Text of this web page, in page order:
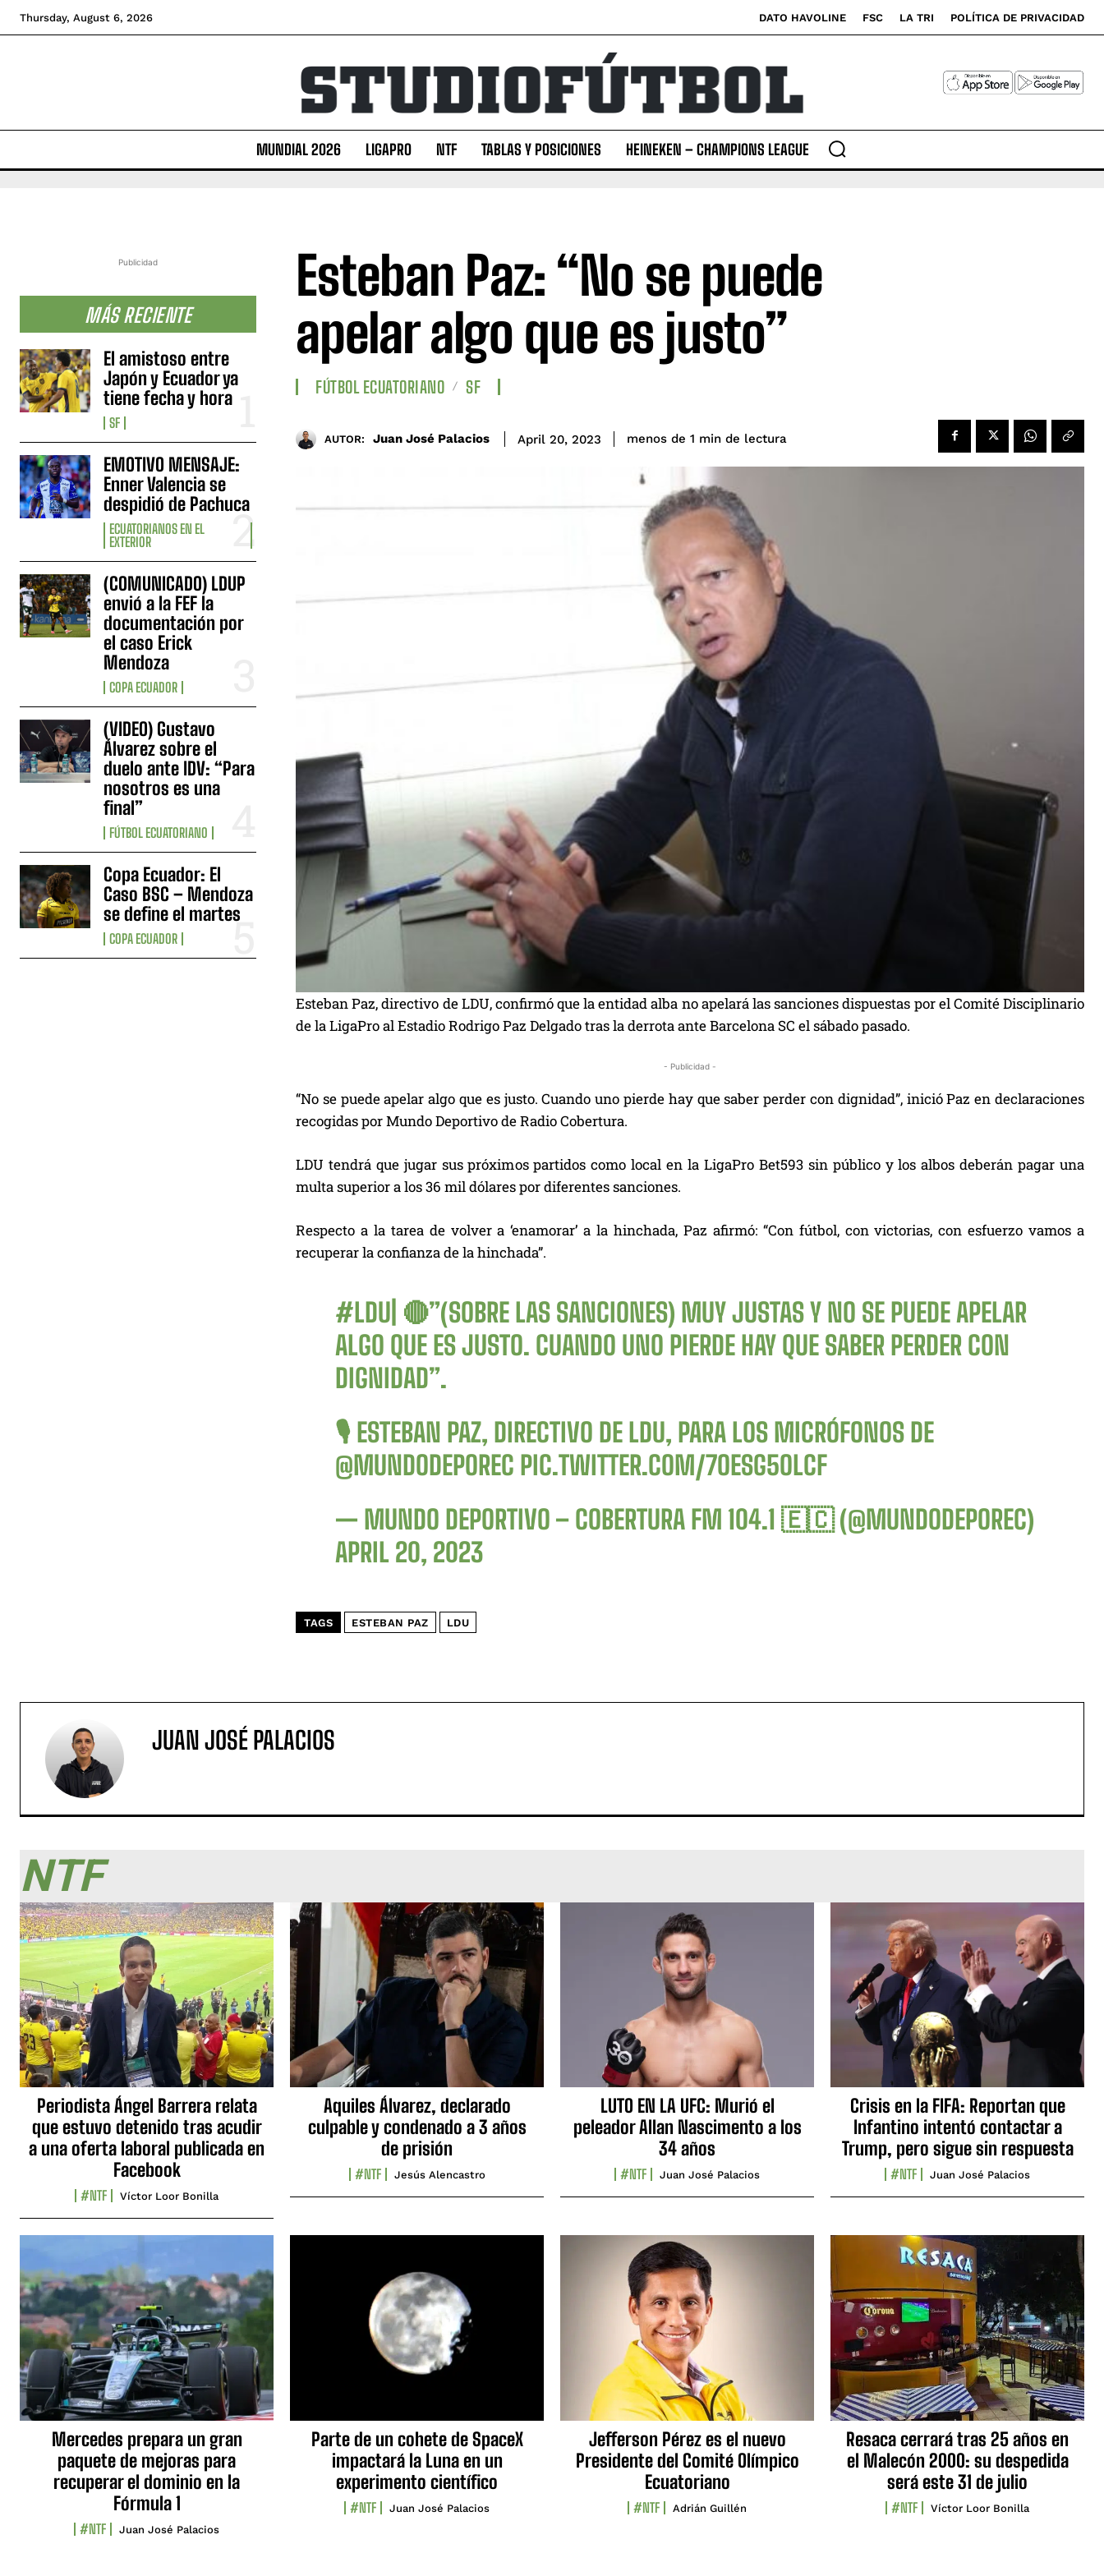
Thursday, August 6, 2026 DATO HAVOLINE FSC LA TRI POLÍTICA DE PRIVACIDAD
MUNDIAL 2026 LIGAPRO NTF TABLAS Y POSICIONES HEINEKEN – CHAMPIONS LEAGUE
Publicidad
MÁS RECIENTE
El amistoso entre
Japón y Ecuador ya
tiene fecha y hora
SF
EMOTIVO MENSAJE:
Enner Valencia se
despidió de Pachuca
ECUATORIANOS EN EL
EXTERIOR
(COMUNICADO) LDUP
envió a la FEF la
documentación por
el caso Erick
Mendoza
COPA ECUADOR
(VIDEO) Gustavo
Álvarez sobre el
duelo ante IDV: “Para
nosotros es una
final”
FÚTBOL ECUATORIANO
Copa Ecuador: El
Caso BSC – Mendoza
se define el martes
COPA ECUADOR
Esteban Paz: “No se puede
apelar algo que es justo”
FÚTBOL ECUATORIANO SF
AUTOR: Juan José Palacios April 20, 2023 menos de 1 min de lectura
Esteban Paz, directivo de LDU, confirmó que la entidad alba no apelará las sanciones dispuestas por el Comité Disciplinario
de la LigaPro al Estadio Rodrigo Paz Delgado tras la derrota ante Barcelona SC el sábado pasado.
- Publicidad -
“No se puede apelar algo que es justo. Cuando uno pierde hay que saber perder con dignidad”, inició Paz en declaraciones
recogidas por Mundo Deportivo de Radio Cobertura.
LDU tendrá que jugar sus próximos partidos como local en la LigaPro Bet593 sin público y los albos deberán pagar una
multa superior a los 36 mil dólares por diferentes sanciones.
Respecto a la tarea de volver a ‘enamorar’ a la hinchada, Paz afirmó: “Con fútbol, con victorias, con esfuerzo vamos a
recuperar la confianza de la hinchada”.
#LDU | 🔴”(SOBRE LAS SANCIONES) MUY JUSTAS Y NO SE PUEDE APELAR
ALGO QUE ES JUSTO. CUANDO UNO PIERDE HAY QUE SABER PERDER CON
DIGNIDAD”.
🎙️ ESTEBAN PAZ, DIRECTIVO DE LDU, PARA LOS MICRÓFONOS DE
@MUNDODEPOREC PIC.TWITTER.COM/7OESG5OLCF
— MUNDO DEPORTIVO – COBERTURA FM 104.1 🇪🇨 (@MUNDODEPOREC)
APRIL 20, 2023
TAGS ESTEBAN PAZ LDU
JUAN JOSÉ PALACIOS
NTF
Periodista Ángel Barrera relata
que estuvo detenido tras acudir
a una oferta laboral publicada en
Facebook
#NTF Víctor Loor Bonilla
Aquiles Álvarez, declarado
culpable y condenado a 3 años
de prisión
#NTF Jesús Alencastro
LUTO EN LA UFC: Murió el
peleador Allan Nascimento a los
34 años
#NTF Juan José Palacios
Crisis en la FIFA: Reportan que
Infantino intentó contactar a
Trump, pero sigue sin respuesta
#NTF Juan José Palacios
Mercedes prepara un gran
paquete de mejoras para
recuperar el dominio en la
Fórmula 1
#NTF Juan José Palacios
Parte de un cohete de SpaceX
impactará la Luna en un
experimento científico
#NTF Juan José Palacios
Jefferson Pérez es el nuevo
Presidente del Comité Olímpico
Ecuatoriano
#NTF Adrián Guillén
Resaca cerrará tras 25 años en
el Malecón 2000: su despedida
será este 31 de julio
#NTF Víctor Loor Bonilla